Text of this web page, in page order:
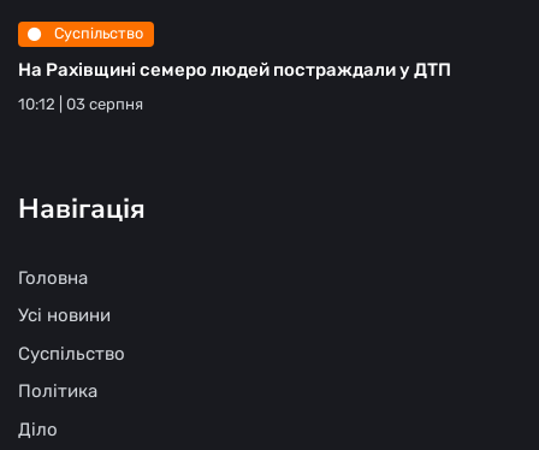
Суспільство
На Рахівщині семеро людей постраждали у ДТП
10:12 | 03 серпня
Навігація
Головна
Усі новини
Суспільство
Політика
Діло